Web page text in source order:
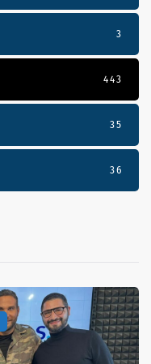
3
443
35
36